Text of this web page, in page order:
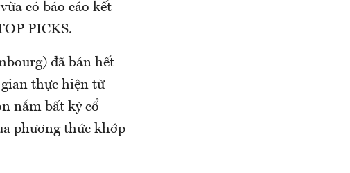
có báo cáo kết
PICKS.
đã bán hết
thực hiện từ
nắm bất kỳ cổ
phương thức khớp